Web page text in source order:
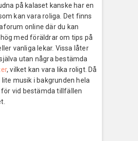
på kalaset kanske har en
kan vara roliga. Det finns
online där du kan
med föräldrar om tips på
vanliga lekar. Vissa låter
utan några bestämda
, vilket kan vara lika roligt. Då
lite musik i bakgrunden hela
vid bestämda tillfällen